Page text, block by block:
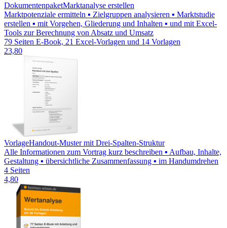
DokumentenpaketMarktanalyse erstellen
Marktpotenziale ermitteln ▪ Zielgruppen analysieren ▪ Marktstudie
erstellen ▪ mit Vorgehen, Gliederung und Inhalten ▪ und mit Excel-
Tools zur Berechnung von Absatz und Umsatz
79 Seiten E-Book, 21 Excel-Vorlagen und 14 Vorlagen
23,80
VorlageHandout-Muster mit Drei-Spalten-Struktur
Alle Informationen zum Vortrag kurz beschreiben ▪ Aufbau, Inhalte,
Gestaltung ▪ übersichtliche Zusammenfassung ▪ im Handumdrehen
4 Seiten
4,80